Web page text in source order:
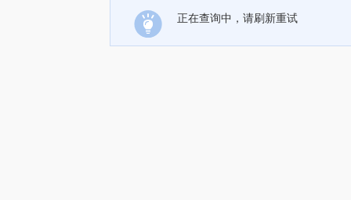
正在查询中，请刷新重试